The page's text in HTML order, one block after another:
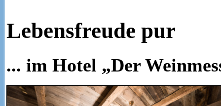
Lebensfreude pur
... im Hotel „Der